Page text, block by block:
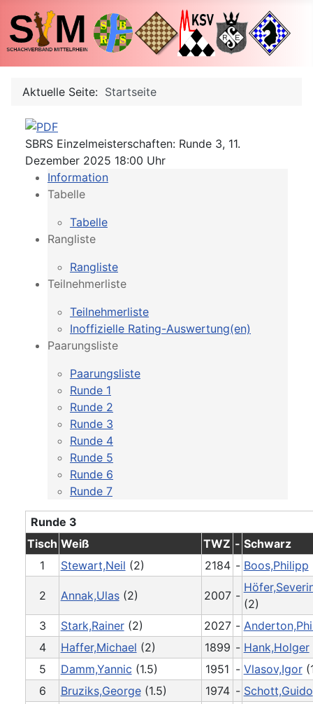
Aktuelle Seite: Startseite
SBRS Einzelmeisterschaften: Runde 3, 11.
Dezember 2025 18:00 Uhr
Information
Tabelle
Tabelle
Rangliste
Rangliste
Teilnehmerliste
Teilnehmerliste
Inoffizielle Rating-Auswertung(en)
Paarungsliste
Paarungsliste
Runde 1
Runde 2
Runde 3
Runde 4
Runde 5
Runde 6
Runde 7
Runde 3
Tisch Weiß TWZ - Schwarz
1
Stewart,Neil (2) 2184 - Boos,Philipp
2 Annak,Ulas(2) 2007 -
(2)
3
Stark,Rainer(2) 2027 -
4
Haffer,Michael (2) 1899 - Hank,Holger
5
Damm,Yannic (1.5) 1951 - Vlasov,Igor
6
Bruziks,George(1.5) 1974 - Schott,Guido